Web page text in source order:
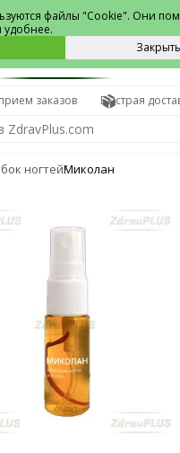
заказов Быстрая
ногтейМиколан
файлы "Cookie". Они
удобнее.
Закрыть